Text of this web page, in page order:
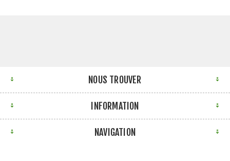
NOUS TROUVER
INFORMATION
NAVIGATION